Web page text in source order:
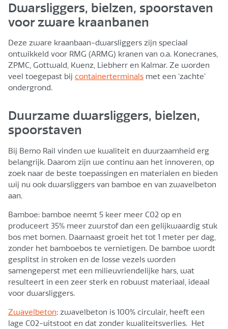
Dwarsliggers, bielzen, spoorstaven
voor zware kraanbanen
Deze zware kraanbaan-dwarsliggers zijn speciaal
ontwikkeld voor RMG (ARMG) kranen van o.a. Konecranes,
ZPMC, Gottwald, Kuenz, Liebherr en Kalmar. Ze worden
veel toegepast bij containerterminals met een ‘zachte’
ondergrond.
Duurzame dwarsliggers, bielzen,
spoorstaven
Bij Bemo Rail vinden we kwaliteit en duurzaamheid erg
belangrijk. Daarom zijn we continu aan het innoveren, op
zoek naar de beste toepassingen en materialen en bieden
wij nu ook dwarsliggers van bamboe en van zwavelbeton
aan.
Bamboe: bamboe neemt 5 keer meer C02 op en
produceert 35% meer zuurstof dan een gelijkwaardig stuk
bos met bomen. Daarnaast groeit het tot 1 meter per dag,
zonder het bamboebos te vernietigen. De bamboe wordt
gesplitst in stroken en de losse vezels worden
samengeperst met een milieuvriendelijke hars, wat
resulteert in een zeer sterk en robuust materiaal, ideaal
voor dwarsliggers.
Zwavelbeton: zwavelbeton is 100% circulair, heeft een
lage C02-uitstoot en dat zonder kwaliteitsverlies. Het